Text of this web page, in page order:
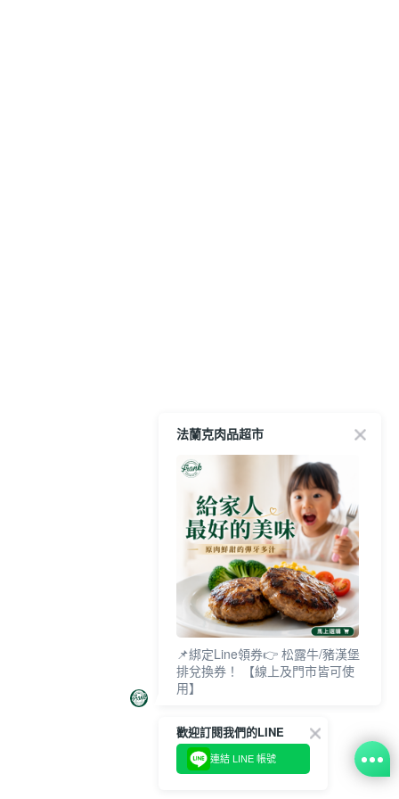
法蘭克肉品超市
📌綁定Line領券👉 松露牛/豬漢堡
排兌換券！ 【線上及門市皆可使
用】
歡迎訂閱我們的LINE
連結 LINE 帳號